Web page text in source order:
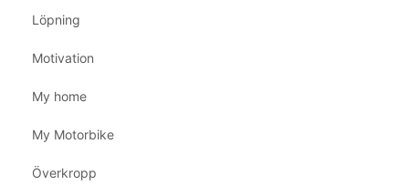
Löpning
Motivation
My home
My Motorbike
Överkropp